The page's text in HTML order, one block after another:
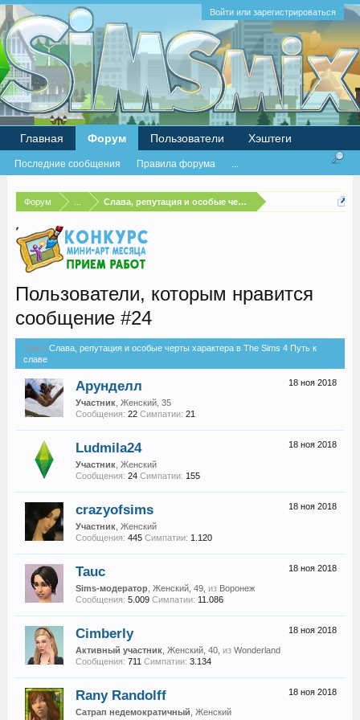
Войти или зарегистрироваться
Форум Слава, репутация и особые черты характера в The Sims
Пользователи, которым нравится
сообщение #24
Тема: Слава, репутация и особые черты характера в The Sims 4 Путь к
славе
18 ноя 2018
Арунделл
Участник, Женский, 35
Сообщения: 22 Симпатии: 21
18 ноя 2018
Ludmila24
Участник, Женский
Сообщения: 24 Симпатии: 155
18 ноя 2018
crazyofsims
Участник, Женский
Сообщения: 445 Симпатии: 1.120
18 ноя 2018
Tauc
Sims-модератор, Женский, 49, из Воронеж
Сообщения: 5.009 Симпатии: 11.086
18 ноя 2018
Cimberly
Активный участник, Женский, 40, из Wonderland
Сообщения: 711 Симпатии: 3.134
18 ноя 2018
Rany Randolff
Сатрап недемократичный , Женский
Главная Форум
Последние сообщения Правила форума ...
Пользователи Хэштеги